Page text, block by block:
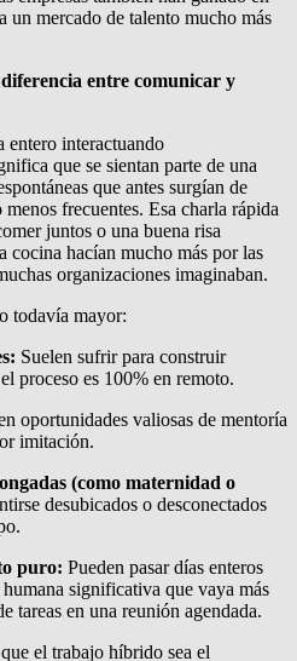
un mercado de talento mucho más
entre comunicar y
entero interactuando
que se sientan parte de una
que antes surgían de
frecuentes. Esa charla rápida
juntos o una buena risa
cocina hacían mucho más por las
organizaciones imaginaban.
todavía mayor:
Suelen sufrir para construir
proceso es 100% en remoto.
oportunidades valiosas de mentoría
imitación.
(como maternidad o
desubicados o desconectados
puro: Pueden pasar días enteros
significativa que vaya más
tareas en una reunión agendada.
el trabajo híbrido sea el